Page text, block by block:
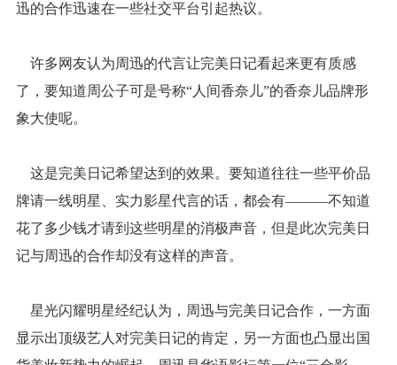
迅的合作迅速在一些社交平台引起热议。
许多网友认为周迅的代言让完美日记看起来更有质感
了，要知道周公子可是号称“人间香奈儿”的香奈儿品牌形
象大使呢。
这是完美日记希望达到的效果。要知道往往一些平价品
牌请一线明星、实力影星代言的话，都会有———不知道
花了多少钱才请到这些明星的消极声音，但是此次完美日
记与周迅的合作却没有这样的声音。
星光闪耀明星经纪认为，周迅与完美日记合作，一方面
显示出顶级艺人对完美日记的肯定，另一方面也凸显出国